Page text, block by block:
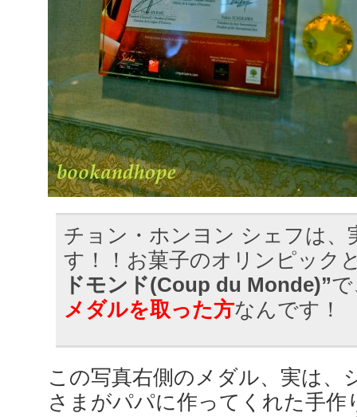
チョン・ホンヨン シェフは、
す！！お菓子のオリンピック
ドモンド(Coup du Monde)”
メダルを取った方なんです！
この写真右側のメダル、実は、
さまがパパに作ってくれた手作